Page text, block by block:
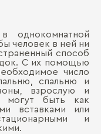
однокомнатной
человек в ней ни
способ
С их помощью
число
спальню и
взрослую и
могут быть как
вставками или
и